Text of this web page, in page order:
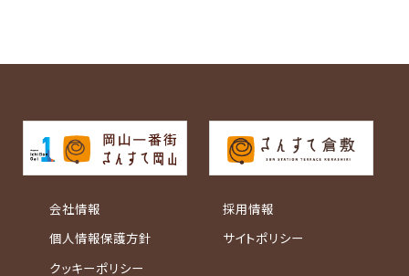
会社情報
個人情報保護方針
クッキーポリシー
採用情報
サイトポリシー